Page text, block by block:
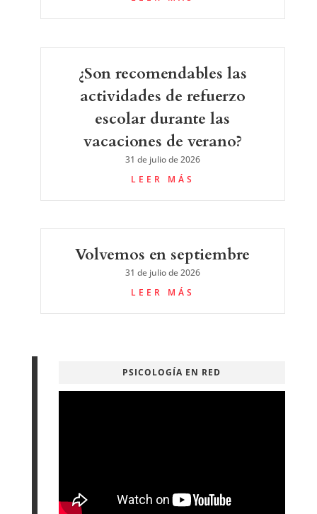
¿Son recomendables las
actividades de refuerzo
escolar durante las
vacaciones de verano?
31 de julio de 2026
LEER MÁS
Volvemos en septiembre
31 de julio de 2026
LEER MÁS
PSICOLOGÍA EN RED